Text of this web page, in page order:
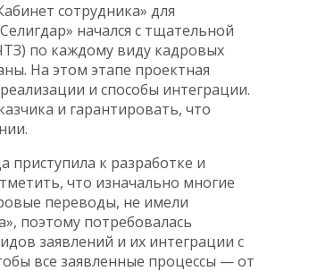
сотрудника» для
начался с тщательной
по каждому виду кадровых
На этом этапе проектная
и способы интеграции.
и гарантировать, что
приступила к разработке и
что изначально многие
переводы, не имели
поэтому потребовалась
заявлений и их интеграции с
все заявленные процессы — от